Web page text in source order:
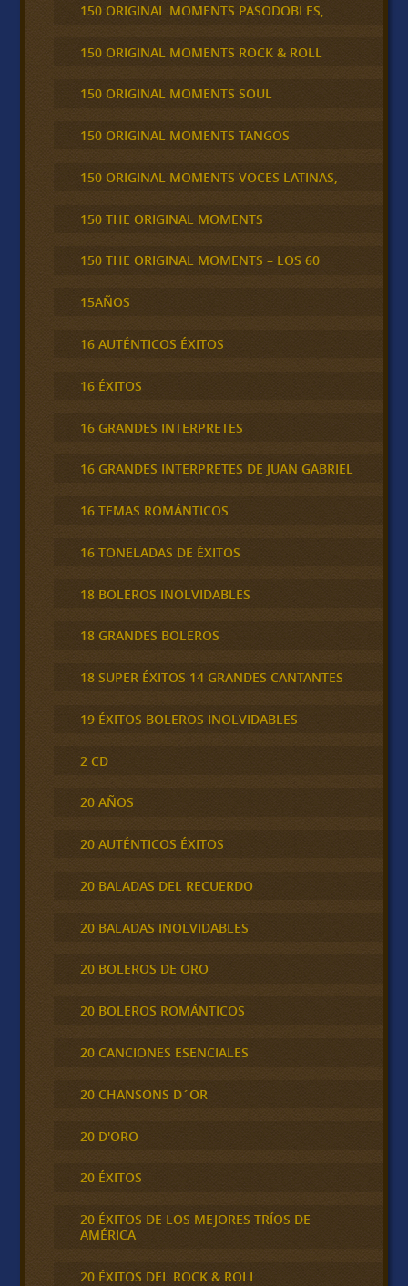
150 ORIGINAL MOMENTS PASODOBLES,
150 ORIGINAL MOMENTS ROCK & ROLL
150 ORIGINAL MOMENTS SOUL
150 ORIGINAL MOMENTS TANGOS
150 ORIGINAL MOMENTS VOCES LATINAS,
150 THE ORIGINAL MOMENTS
150 THE ORIGINAL MOMENTS – LOS 60
15AÑOS
16 AUTÉNTICOS ÉXITOS
16 ÉXITOS
16 GRANDES INTERPRETES
16 GRANDES INTERPRETES DE JUAN GABRIEL
16 TEMAS ROMÁNTICOS
16 TONELADAS DE ÉXITOS
18 BOLEROS INOLVIDABLES
18 GRANDES BOLEROS
18 SUPER ÉXITOS 14 GRANDES CANTANTES
19 ÉXITOS BOLEROS INOLVIDABLES
2 CD
20 AÑOS
20 AUTÉNTICOS ÉXITOS
20 BALADAS DEL RECUERDO
20 BALADAS INOLVIDABLES
20 BOLEROS DE ORO
20 BOLEROS ROMÁNTICOS
20 CANCIONES ESENCIALES
20 CHANSONS D´OR
20 D'ORO
20 ÉXITOS
20 ÉXITOS DE LOS MEJORES TRÍOS DE
AMÉRICA
20 ÉXITOS DEL ROCK & ROLL